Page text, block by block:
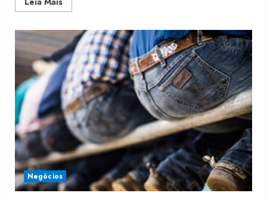
more
prepara
expansão
Negócios